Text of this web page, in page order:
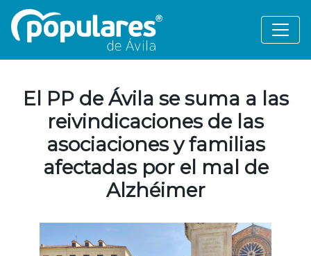
El PP de Ávila se suma a las
reivindicaciones de las
asociaciones y familias
afectadas por el mal de
Alzhéimer